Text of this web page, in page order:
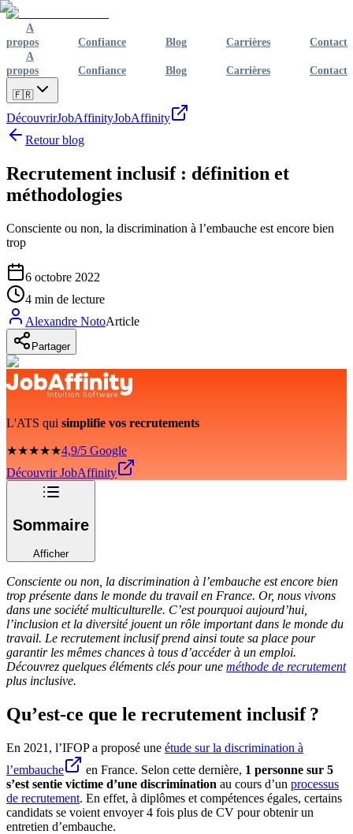
A
propos
Confiance Blog Carrières
Contact
A
propos
Confiance Blog Carrières Contact
🇫🇷
DécouvrirJobAffinityJobAffinity
Retour blog
Recrutement inclusif : définition et
méthodologies
Consciente ou non, la discrimination à l’embauche est encore bien
trop
6 octobre 2022
4 min de lecture
Alexandre NotoArticle
Partager
L'ATS qui simplifie vos recrutements
★★★★★4,9/5 Google
Découvrir JobAffinity
Sommaire
Afficher
Consciente ou non, la discrimination à l’embauche est encore bien
trop présente dans le monde du travail en France. Or, nous vivons
dans une société multiculturelle. C’est pourquoi aujourd’hui,
l’inclusion et la diversité jouent un rôle important dans le monde du
travail. Le recrutement inclusif prend ainsi toute sa place pour
garantir les mêmes chances à tous d’accéder à un emploi.
Découvrez quelques éléments clés pour une méthode de recrutement
plus inclusive.
Qu’est-ce que le recrutement inclusif ?
En 2021, l’IFOP a proposé une étude sur la discrimination à
l’embauche
en France. Selon cette dernière, 1 personne sur 5
s’est sentie victime d’une discrimination au cours d’un processus
de recrutement. En effet, à diplômes et compétences égales, certains
candidats se voient envoyer 4 fois plus de CV pour obtenir un
entretien d’embauche.